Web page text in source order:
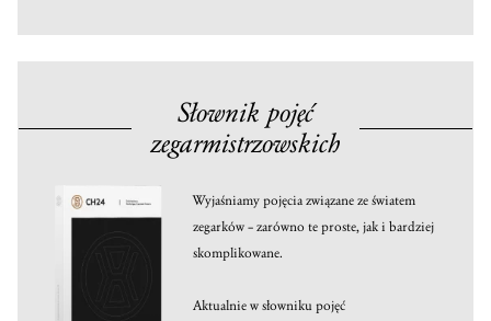
Słownik pojęć
zegarmistrzowskich
Wyjaśniamy pojęcia związane ze światem
zegarków – zarówno te proste, jak i bardziej
skomplikowane.
Aktualnie w słowniku pojęć